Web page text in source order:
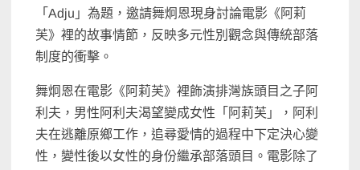
「Adju」為題，邀請舞炯恩現身討論電影《阿莉
芙》裡的故事情節，反映多元性別觀念與傳統部落
制度的衝擊。
舞炯恩在電影《阿莉芙》裡飾演排灣族頭目之子阿
利夫，男性阿利夫渴望變成女性「阿莉芙」，阿利
夫在逃離原鄉工作，追尋愛情的過程中下定決心變
性，變性後以女性的身份繼承部落頭目。電影除了